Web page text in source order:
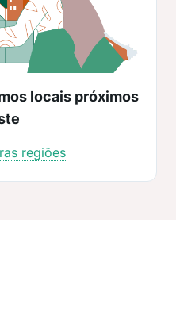
locais próximos
regiões